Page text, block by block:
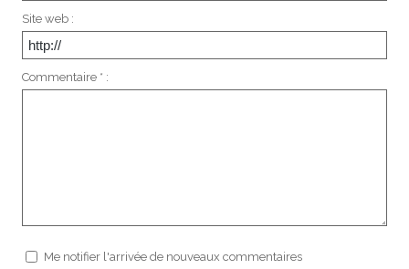
Site web :
Commentaire * :
Me notifier l'arrivée de nouveaux commentaires